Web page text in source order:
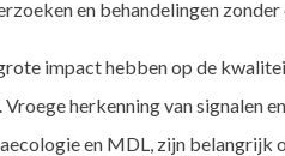
en behandelingen
impact hebben op de
herkenning van signalen
en MDL, zijn belangrijk